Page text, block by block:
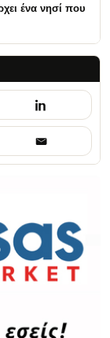
ένα νησί που